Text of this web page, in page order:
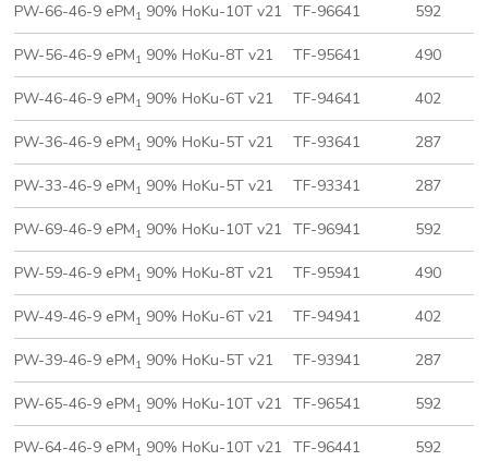
PW-66-46-9 ePM1 90% HoKu-10T v21 TF-96641 592
PW-56-46-9 ePM1 90% HoKu-8T v21 TF-95641 490
PW-46-46-9 ePM1 90% HoKu-6T v21 TF-94641 402
PW-36-46-9 ePM1 90% HoKu-5T v21 TF-93641 287
PW-33-46-9 ePM1 90% HoKu-5T v21 TF-93341 287
PW-69-46-9 ePM1 90% HoKu-10T v21 TF-96941 592
PW-59-46-9 ePM1 90% HoKu-8T v21 TF-95941 490
PW-49-46-9 ePM1 90% HoKu-6T v21 TF-94941 402
PW-39-46-9 ePM1 90% HoKu-5T v21 TF-93941 287
PW-65-46-9 ePM1 90% HoKu-10T v21 TF-96541 592
PW-64-46-9 ePM1 90% HoKu-10T v21 TF-96441 592